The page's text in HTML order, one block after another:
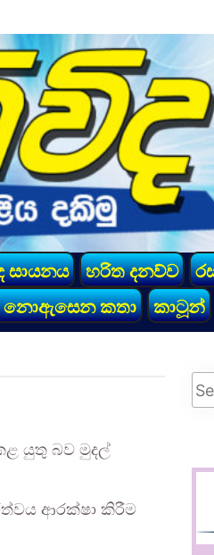
සායනය හරිත දනව්ව
නොඇසෙන කතා කාටූන්
යුතු බව මුදල්
ආරක්ෂා කිරීම